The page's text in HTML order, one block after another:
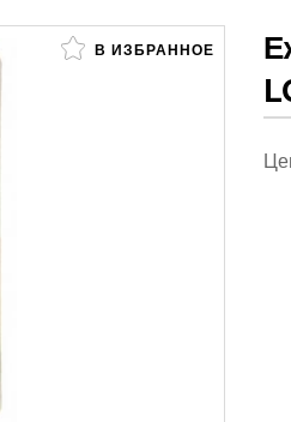
В ИЗБРАННОЕ